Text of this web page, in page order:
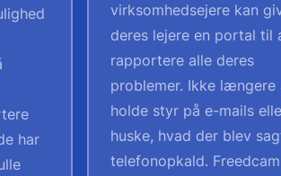
har
virksomhedsejere kan
deres lejere en portal til
rapportere alle deres
problemer. Ikke længere
holde styr på e-mails
huske, hvad der blev
telefonopkald.